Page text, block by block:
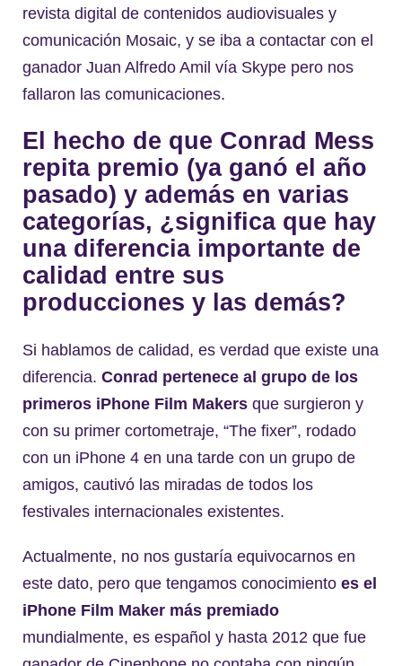
revista digital de contenidos audiovisuales y
comunicación Mosaic, y se iba a contactar con el
ganador Juan Alfredo Amil vía Skype pero nos
fallaron las comunicaciones.
El hecho de que Conrad Mess
repita premio (ya ganó el año
pasado) y además en varias
categorías, ¿significa que hay
una diferencia importante de
calidad entre sus
producciones y las demás?
Si hablamos de calidad, es verdad que existe una
diferencia. Conrad pertenece al grupo de los
primeros iPhone Film Makers que surgieron y
con su primer cortometraje, “The fixer”, rodado
con un iPhone 4 en una tarde con un grupo de
amigos, cautivó las miradas de todos los
festivales internacionales existentes.
Actualmente, no nos gustaría equivocarnos en
este dato, pero que tengamos conocimiento es el
iPhone Film Maker más premiado
mundialmente, es español y hasta 2012 que fue